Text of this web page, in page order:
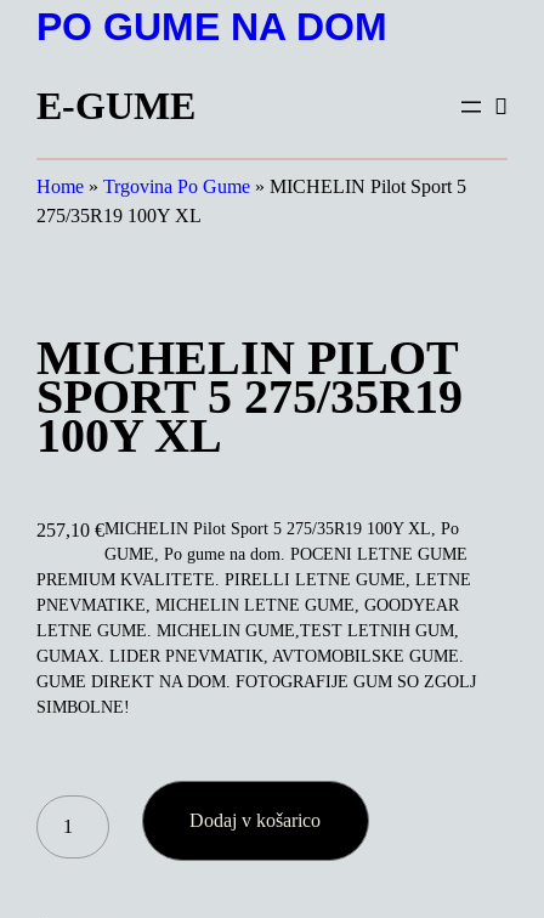
PreskočiPO GUME NA DOM
E-GUME
Home » Trgovina Po Gume » MICHELIN Pilot Sport 5
275/35R19 100Y XL
MICHELIN PILOT
SPORT 5 275/35R19
100Y XL
257,10 €MICHELIN Pilot Sport 5 275/35R19 100Y XL, Po
GUME, Po gume na dom. POCENI LETNE GUME
PREMIUM KVALITETE. PIRELLI LETNE GUME, LETNE
PNEVMATIKE, MICHELIN LETNE GUME, GOODYEAR
LETNE GUME. MICHELIN GUME,TEST LETNIH GUM,
GUMAX. LIDER PNEVMATIK, AVTOMOBILSKE GUME.
GUME DIREKT NA DOM. FOTOGRAFIJE GUM SO ZGOLJ
SIMBOLNE!
MICHELIN
PILOT
SPORT
Dodaj v košarico